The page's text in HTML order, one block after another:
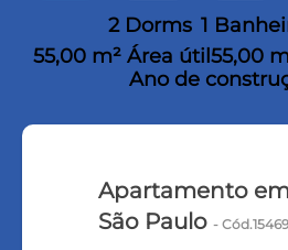
2 Dorms 1
55,00 m² Área útil55,00
Ano de
Apartamento
São Paulo- Cód.15469